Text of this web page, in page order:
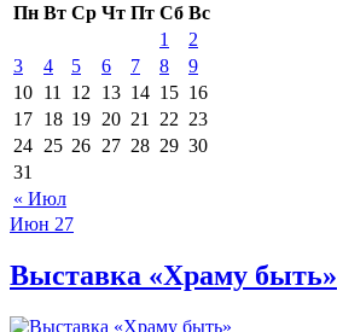
Пн Вт Ср Чт Пт Сб Вс
« Июл
1
2
3
4 5 6 7 8
9
10 11 12 13 14 15 16
17 18 19 20 21 22 23
24 25 26 27 28 29 30
31
Июн 27
Выставка «Храму быть»